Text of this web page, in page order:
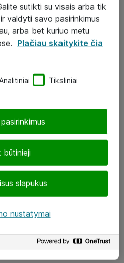
sutikti su visais arba tik
valdyti savo pasirinkimus
arba bet kuriuo metu
Plačiau skaitykite čia
Tiksliniai
būtinieji
slapukus
nustatymai